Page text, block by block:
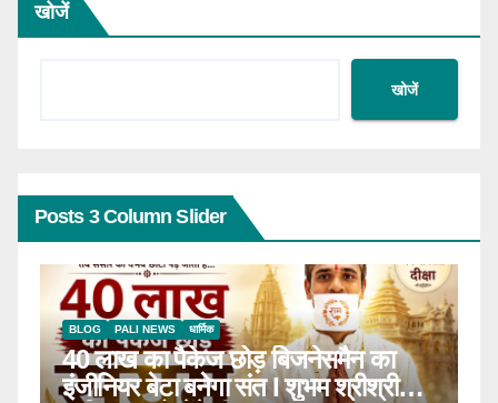
खोजें
खोजें
Posts 3 Column Slider
BLOG टॉप न्यूज़ धार्मिक
ठाणे में पहली बार होगा सीरवी समाज युवक-
युवती परिचय सम्मेलन